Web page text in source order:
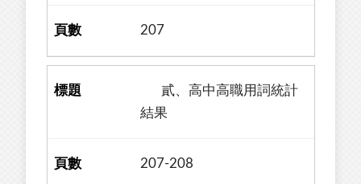
207
貳、高中高職用詞統計
結果
207-208